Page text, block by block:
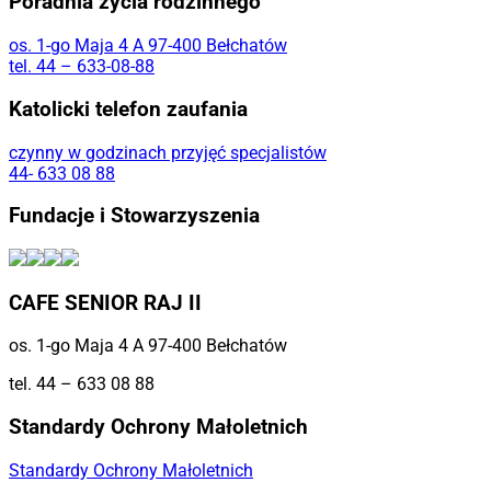
os. 1-go Maja 4 A 97-400 Bełchatów
tel. 44 – 633-08-88
Katolicki telefon zaufania
czynny w godzinach przyjęć specjalistów
44- 633 08 88
Fundacje i Stowarzyszenia
CAFE SENIOR RAJ II
os. 1-go Maja 4 A 97-400 Bełchatów
tel. 44 – 633 08 88
Standardy Ochrony Małoletnich
Standardy Ochrony Małoletnich